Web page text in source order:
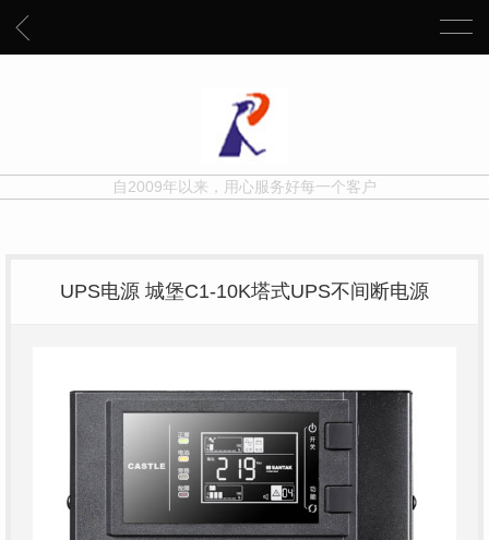
自2009年以来，用心服务好每一个客户
UPS电源 城堡C1-10K塔式UPS不间断电源